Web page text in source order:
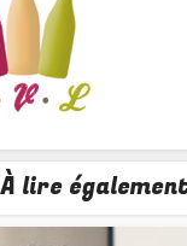
À lire